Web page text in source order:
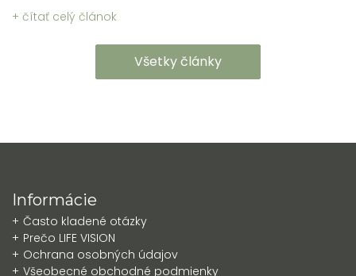
+ čítať celý článok
Všetky články
Informácie
Často kladené otázky
Prečo LIFE VISION
Ochrana osobných údajov
Všeobecné obchodné podmienky